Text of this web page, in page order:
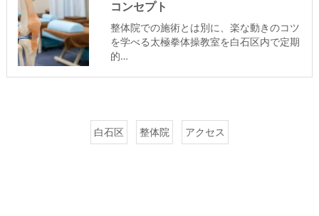
コンセプト
整体院での施術とは別に、楽な動きのコツ
を学べる太極拳体操教室を白石区内で定期
的…
白石区 整体院 アクセス